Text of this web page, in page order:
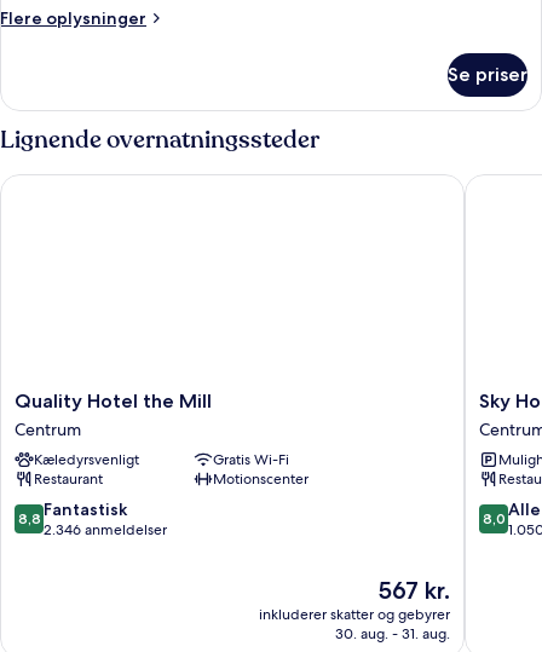
Flere oplysninger
Flere
studiolejlighed
Se priser
Lignende overnatningssteder
Quality
Hotel
the
Mill
Centrum
Quality Hotel the Mill
Centrum
Kæledyrsvenligt
Gratis Wi-Fi
Restaurant
Motionscenter
8.8
ud
8,8 Fantastisk
2.346 anmeldelser
Prisen
567 kr.
567 kr.
inkluderer skatter og gebyrer
30. aug. - 31. aug.
Quality Hotel the Mill
Sky
Hotel
Malmö
City
Sky
8.0
ud
8,0
Sky